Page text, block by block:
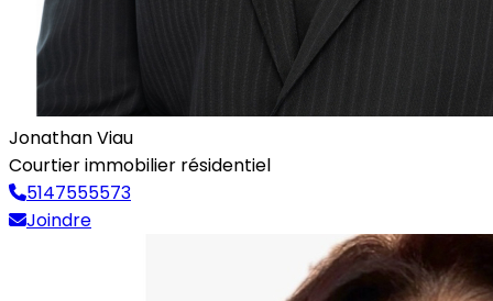
Jonathan Viau
Courtier immobilier résidentiel
5147555573
Joindre